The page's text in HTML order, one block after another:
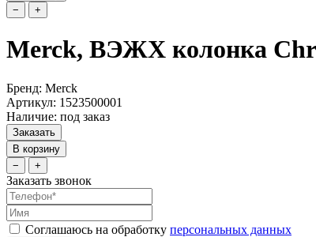
−
+
Merck, ВЭЖХ колонка
Бренд: Merck
Артикул: 1523500001
Наличие: под заказ
Заказать
В корзину
−
+
Заказать звонок
Соглашаюсь на обработку персональных данных